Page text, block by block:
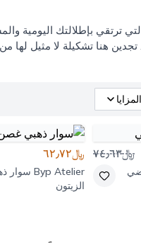
ترتقي بإطلالتك اليومية
تجدين هنا تشكيلة لا مثيل
المزايا
﷼٧٤٫٦٣ ﷼٦٢٫٧٢
Byp Atelier سوار
الزيتون